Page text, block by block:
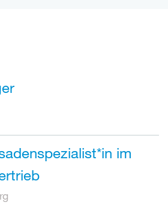
im